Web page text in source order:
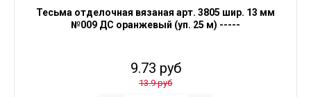
Тесьма отделочная вязаная арт. 3805 шир. 13 мм
№009 ДС оранжевый (уп. 25 м) -----
9.73 руб
13.9 руб